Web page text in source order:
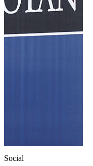
Social